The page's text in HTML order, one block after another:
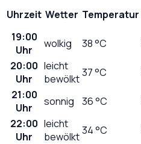
Uhrzeit Wetter Temperatur
19:00
Uhr
wolkig 38°C
20:00
Uhr
leicht
bewölkt37°C
21:00
Uhr
sonnig 36°C
22:00
Uhr
leicht
bewölkt34°C